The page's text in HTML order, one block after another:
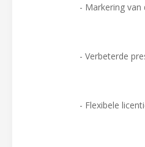
- Markering
- Verbeterde
- Flexibele